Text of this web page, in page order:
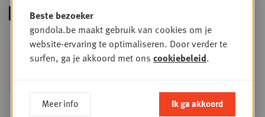
WOE
9
Foodservice - Joint
business planning
onderhandelingstafel is geen toeval!
Beste bezoeker
gondola.be maakt gebruik van cookies om je
website-ervaring te optimaliseren. Door verder te
surfen, ga je akkoord met ons cookiebeleid.
Meer info Ik ga akkoord